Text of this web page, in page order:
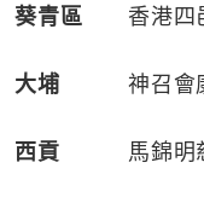
葵青區 香港四
大埔 神召會
西貢 馬錦明